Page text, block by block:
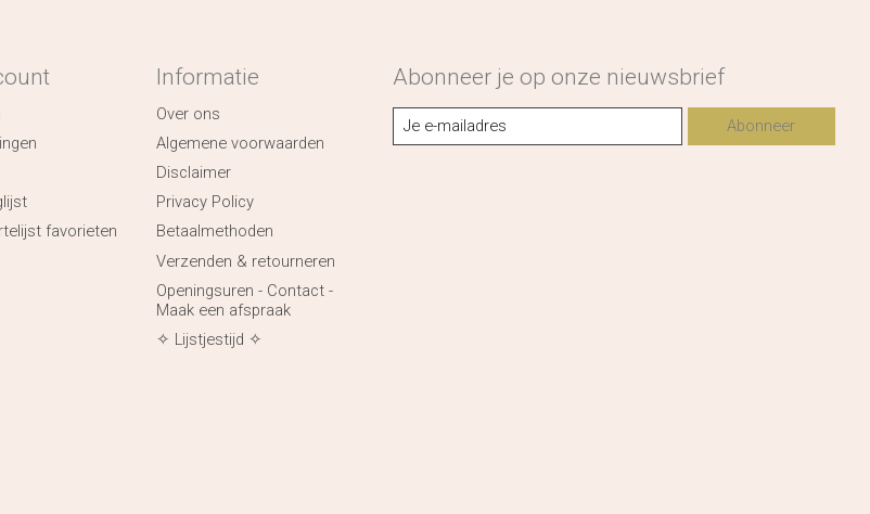
favorieten
Informatie
Over ons
Algemene voorwaarden
Disclaimer
Privacy Policy
Betaalmethoden
Verzenden & retourneren
Openingsuren - Contact -
Maak een afspraak
✧ Lijstjestijd ✧
Abonneer je op onze nieuwsbrief
Abonneer